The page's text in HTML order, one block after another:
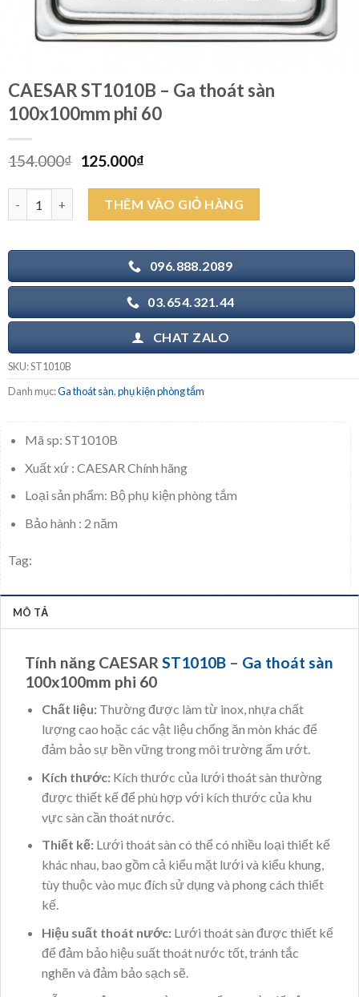
CAESAR ST1010B – Ga thoát sàn
100x100mm phi 60
154.000₫ Giá
là:
154.000₫.
125.000₫Giá
tại
là:
125.000₫.
CAESAR ST1010B - Ga thoát sàn 100x100mm phi 60 số lượng
THÊM VÀO GIỎ HÀNG
096.888.2089
03.654.321.44
CHAT ZALO
SKU:ST1010B
Danh mục:Ga thoát sàn,phụ kiện phòng tắm
Mã sp: ST1010B
Xuất xứ : CAESAR Chính hãng
Loại sản phẩm: Bộ phụ kiện phòng tắm
Bảo hành : 2 năm
Tag:
MÔ TẢ
Tính năng CAESAR ST1010B – Ga thoát sàn
100x100mm phi 60
Chất liệu:Thường được làm từ inox, nhựa chất
lượng cao hoặc các vật liệu chống ăn mòn khác để
đảm bảo sự bền vững trong môi trường ẩm ướt.
Kích thước:Kích thước của lưới thoát sàn thường
được thiết kế để phù hợp với kích thước của khu
vực sàn cần thoát nước.
Thiết kế:Lưới thoát sàn có thể có nhiều loại thiết kế
khác nhau, bao gồm cả kiểu mặt lưới và kiểu khung,
tùy thuộc vào mục đích sử dụng và phong cách thiết
kế.
Hiệu suất thoát nước:Lưới thoát sàn được thiết kế
để đảm bảo hiệu suất thoát nước tốt, tránh tắc
nghẽn và đảm bảo sạch sẽ.